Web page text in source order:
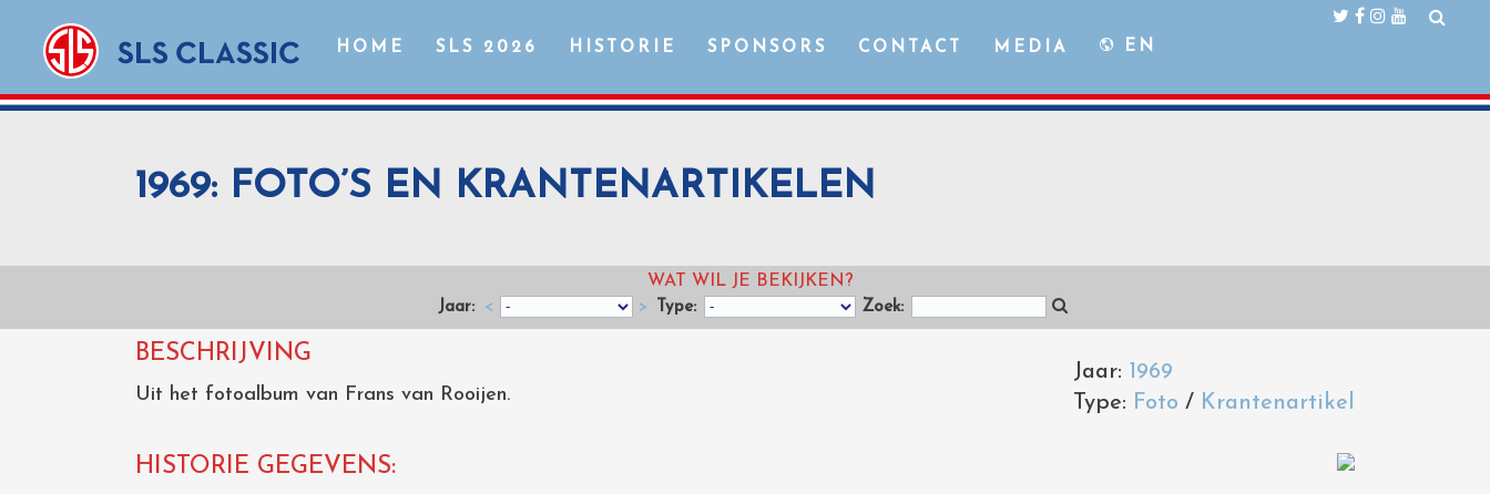
HOME SLS 2026 HISTORIE SPONSORS CONTACT MEDIA EN
1969: FOTO’S EN KRANTENARTIKELEN
WAT WIL JE BEKIJKEN?
Jaar: < > Type: Zoek:
Jaar: 1969
Type: Foto / Krantenartikel
BESCHRIJVING
Uit het fotoalbum van Frans van Rooijen.
HISTORIE GEGEVENS: